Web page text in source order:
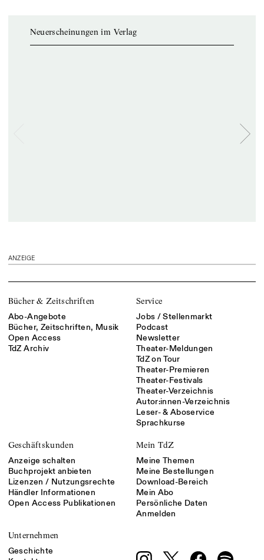
Neuerscheinungen im Verlag
ANZEIGE
Bücher & Zeitschriften
Abo-Angebote
Bücher, Zeitschriften, Musik
Open Access
TdZ Archiv
Service
Jobs / Stellenmarkt
Podcast
Newsletter
Theater-Meldungen
TdZ on Tour
Theater-Premieren
Theater-Festivals
Theater-Verzeichnis
Autor:innen-Verzeichnis
Leser- & Aboservice
Sprachkurse
Geschäftskunden
Anzeige schalten
Buchprojekt anbieten
Lizenzen / Nutzungsrechte
Händler Informationen
Open Access Publikationen
Mein TdZ
Meine Themen
Meine Bestellungen
Download-Bereich
Mein Abo
Persönliche Daten
Anmelden
Unternehmen
Geschichte